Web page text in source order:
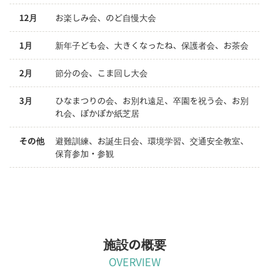
12月 お楽しみ会、のど自慢大会
1月 新年子ども会、大きくなったね、保護者会、お茶会
2月 節分の会、こま回し大会
3月
ひなまつりの会、お別れ遠足、卒園を祝う会、お別
れ会、ぽかぽか紙芝居
その他
避難訓練、お誕生日会、環境学習、交通安全教室、
保育参加・参観
施設の概要
OVERVIEW